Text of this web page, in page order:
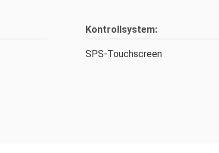
Kontrollsystem:
SPS-Touchscreen